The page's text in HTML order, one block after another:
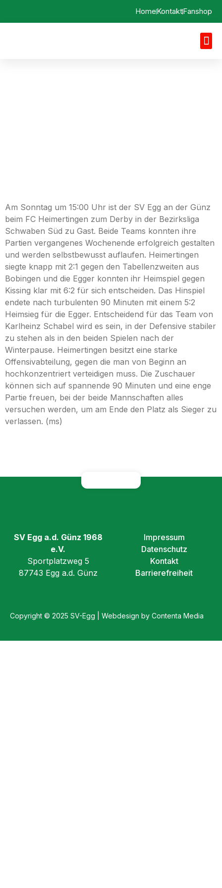
HomeKontaktFanshop
Am Sonntag um 15:00 Uhr ist der SV Egg an der Günz
beim FC Heimertingen zum Derby in der Bezirksliga
Schwaben Süd zu Gast. Beide Teams konnten ihre
Partien vergangenes Wochenende erfolgreich gestalten
und werden selbstbewusst auflaufen. Heimertingen
siegte knapp mit 2:1 gegen den Tabellenzweiten aus
Bobingen und die Egger konnten ihr Heimspiel gegen
Kissing klar mit 6:2 für sich entscheiden. Das Hinspiel
endete nach turbulenten 90 Minuten mit einem 5:2
Heimsieg für die Egger. Entscheidend für das Team von
Karlheinz Schabel wird es sein, in der Defensive stabiler
zu stehen als in den beiden Spielen nach der
Winterpause. Heimertingen besitzt eine starke
Offensivabteilung, gegen die man von Beginn an
hochkonzentriert verteidigen muss. Die Zuschauer
können sich auf spannende 90 Minuten und eine enge
Partie freuen, bei der beide Mannschaften alles
versuchen werden, um am Ende den Platz als Sieger zu
verlassen. (ms)
SV Egg a.d. Günz 1968
e.V.
Sportplatzweg 5
87743 Egg a.d. Günz
Impressum
Datenschutz
Kontakt
Barrierefreiheit
Copyright © 2025 SV-Egg | Webdesign by Contenta Media